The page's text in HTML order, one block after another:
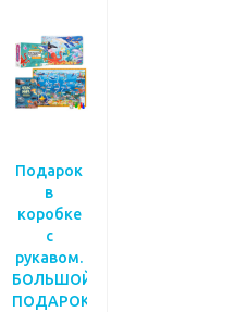
Подарок
в
коробке
с
рукавом.
БОЛЬШОЙ
ПОДАРОК